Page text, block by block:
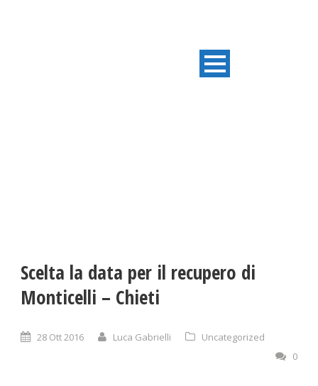
Scelta la data per il recupero di
Monticelli – Chieti
28 Ott 2016 Luca Gabrielli
Uncategorized
0